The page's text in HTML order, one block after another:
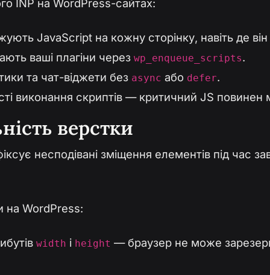
INP на WordPress-сайтах:
JavaScript на кожну сторінку, навіть де
ваші плагіни через wp_enqueue_scripts.
та чат-віджети без async або defer.
виконання скриптів — критичний JS повинен
верстки
несподівані зміщення елементів під час
на WordPress:
width і height — браузер не може